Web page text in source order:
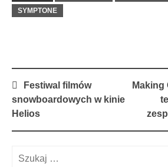
SYMPTONE
Post
navigation
Festiwal filmów
snowboardowych w kinie
Helios
Making